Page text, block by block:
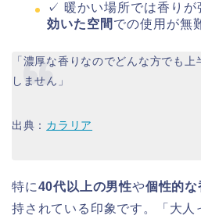
✓ 暖かい場所では香りが
効いた空間 での使用が無
「濃厚な香りなのでどんな方でも
しません」
出典： カラリア
特に40代以上の男性や個性的
持されている印象です。「大人